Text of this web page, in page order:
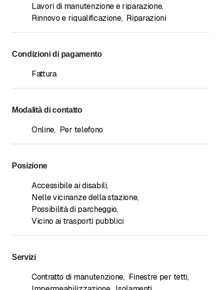
Lavori di manutenzione e riparazione,
Rinnovo e riqualificazione, Riparazioni
Condizioni di pagamento
Fattura
Modalità di contatto
Online, Per telefono
Posizione
Accessibile ai disabili,
Nelle vicinanze della stazione,
Possibilità di parcheggio,
Vicino ai trasporti pubblici
Servizi
Contratto di manutenzione, Finestre per tetti,